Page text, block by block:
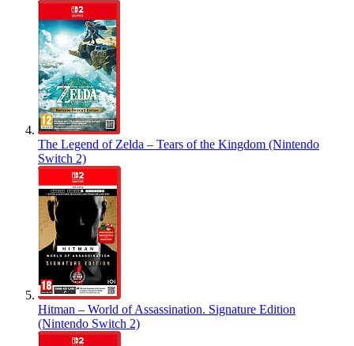
The Legend of Zelda – Tears of the Kingdom (Nintendo
Switch 2)
Hitman – World of Assassination. Signature Edition
(Nintendo Switch 2)